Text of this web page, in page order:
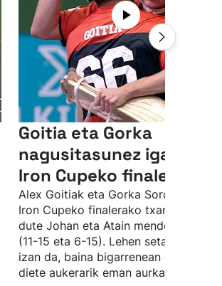
Goitia eta Gorka
nagusitasunez igaro
Iron Cupeko finalera
Alex Goitiak eta Gorka Sorozabalek
Iron Cupeko finalerako txartela lortu
dute Johan eta Atain mendean
(11-15 eta 6-15). Lehen seta lehiatua
izan da, baina bigarrenean garaileek
diete aukerarik eman aurkariei.